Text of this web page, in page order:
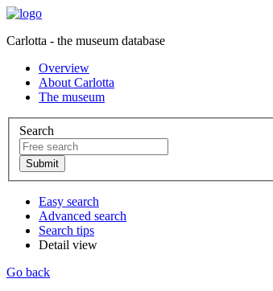
Carlotta - the museum database
Overview
About Carlotta
The museum
Search
Easy search
Advanced search
Search tips
Detail view
Go back